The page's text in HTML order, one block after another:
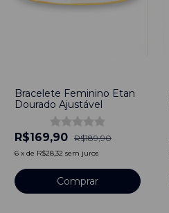
Bracelete Feminino Etan
Dourado Ajustável
R$169,90 R$189,90
6 x de R$28,32 sem juros